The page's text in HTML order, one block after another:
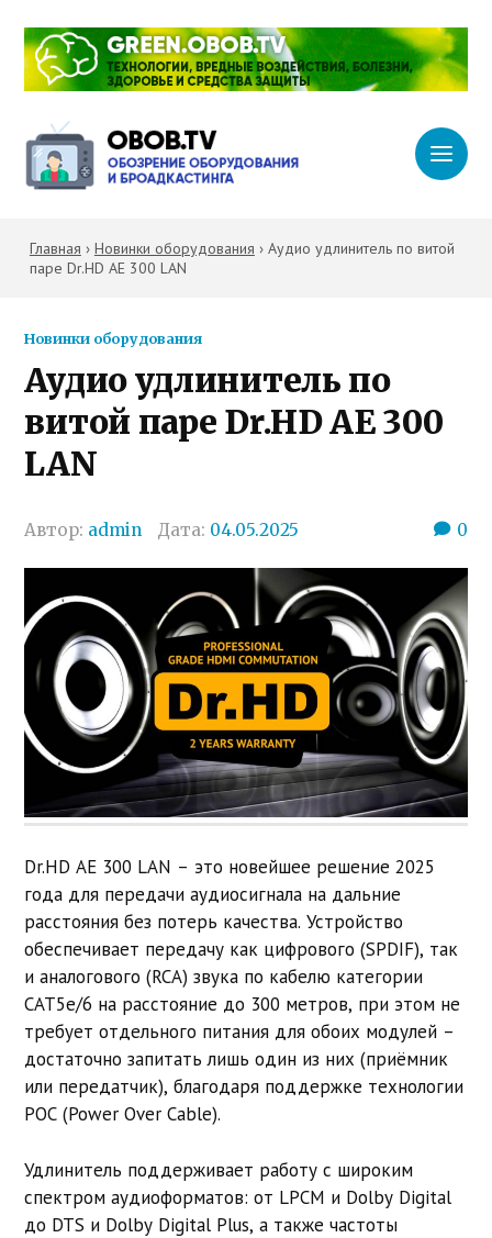
Главная › Новинки оборудования › Аудио удлинитель по витой
паре Dr.HD AE 300 LAN
Новинки оборудования
Аудио удлинитель по
витой паре Dr.HD AE 300
LAN
Автор: admin Дата: 04.05.2025 0
Dr.HD AE 300 LAN – это новейшее решение 2025
года для передачи аудиосигнала на дальние
расстояния без потерь качества. Устройство
обеспечивает передачу как цифрового (SPDIF), так
и аналогового (RCA) звука по кабелю категории
CAT5e/6 на расстояние до 300 метров, при этом не
требует отдельного питания для обоих модулей –
достаточно запитать лишь один из них (приёмник
или передатчик), благодаря поддержке технологии
POC (Power Over Cable).
Удлинитель поддерживает работу с широким
спектром аудиоформатов: от LPCM и Dolby Digital
до DTS и Dolby Digital Plus, а также частоты